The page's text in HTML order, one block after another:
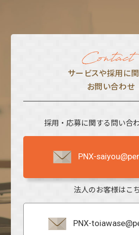
サービスや採⽤に
お問い合わせ
採用・応募に関する問い合
PNX-
法人のお客様はこ
PNX-